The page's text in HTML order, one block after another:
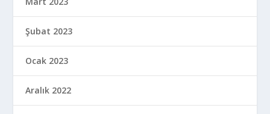
Şubat 2023
Ocak 2023
Aralık 2022